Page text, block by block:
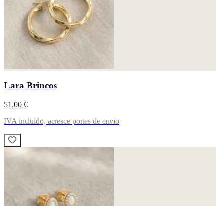
Lara Brincos
51,00 €
IVA incluído, acresce portes de envio